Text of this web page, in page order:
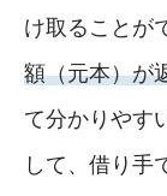
け取ることが
額（元本）が
て分かりやす
して、借り手